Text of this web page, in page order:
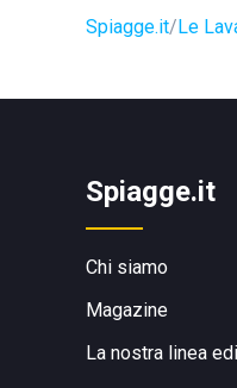
Spiagge.it Le
Spiagge.it
Chi siamo
Magazine
La nostra linea